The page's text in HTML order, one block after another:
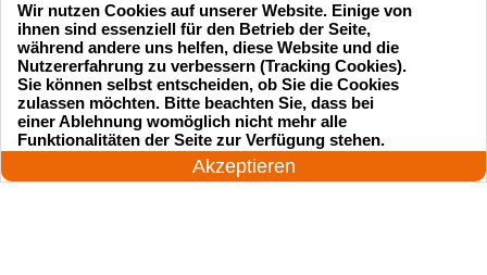
Startseite Einsatzgebiete
Preise
24 Stunden am Tag
Akzeptieren
Wir nutzen Cookies auf unserer Website. Einige von
ihnen sind essenziell für den Betrieb der Seite,
während andere uns helfen, diese Website und die
Nutzererfahrung zu verbessern (Tracking Cookies).
Sie können selbst entscheiden, ob Sie die Cookies
zulassen möchten. Bitte beachten Sie, dass bei
einer Ablehnung womöglich nicht mehr alle
Funktionalitäten der Seite zur Verfügung stehen.